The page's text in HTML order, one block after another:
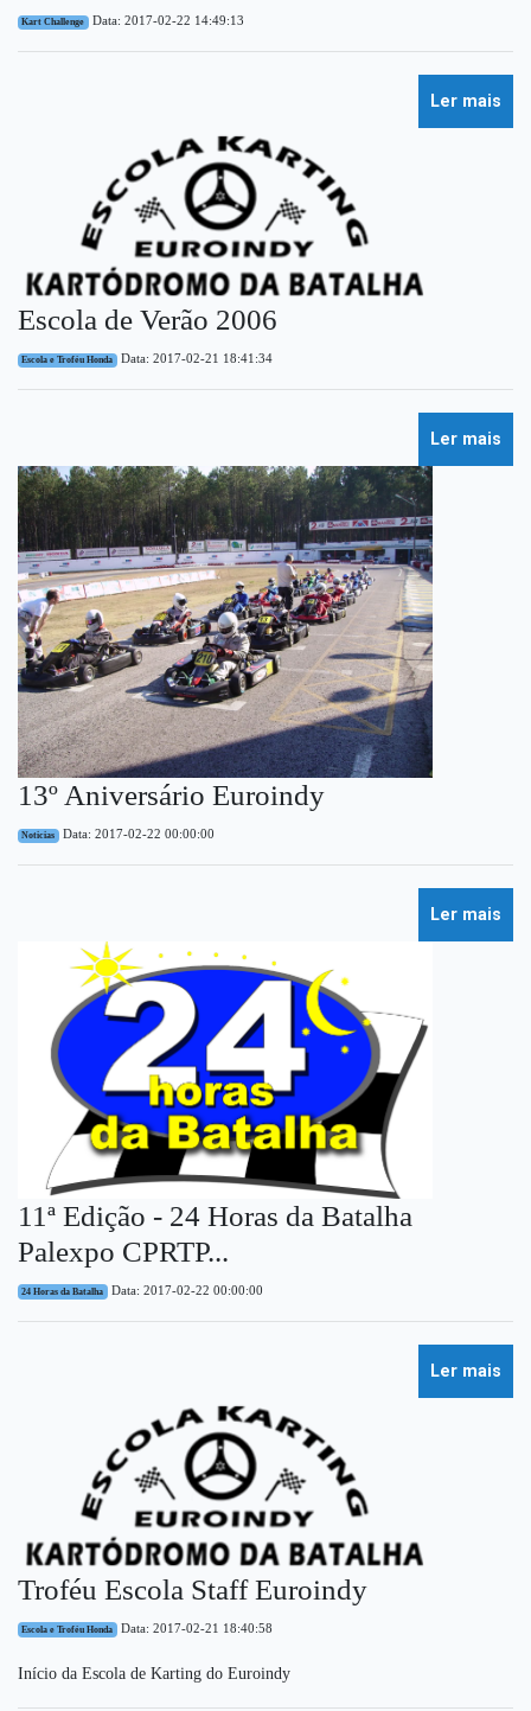
Kart Challenge Data: 2017-02-22 14:49:13
Ler mais
Escola de Verão 2006
Escola e Troféu Honda Data: 2017-02-21 18:41:34
Ler mais
13º Aniversário Euroindy
Noticias Data: 2017-02-22 00:00:00
Ler mais
11ª Edição - 24 Horas da Batalha
Palexpo CPRTP...
24 Horas da Batalha Data: 2017-02-22 00:00:00
Ler mais
Troféu Escola Staff Euroindy
Escola e Troféu Honda Data: 2017-02-21 18:40:58
Início da Escola de Karting do Euroindy